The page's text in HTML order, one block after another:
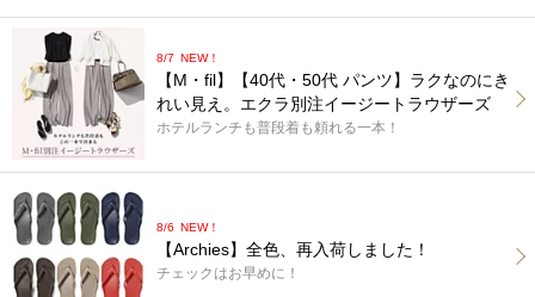
8/7 NEW！
【M・fil】【40代・50代 パンツ】ラクなのにき
れい見え。エクラ別注イージートラウザーズ
ホテルランチも普段着も頼れる一本！
8/6 NEW！
【Archies】全色、再入荷しました！
チェックはお早めに！